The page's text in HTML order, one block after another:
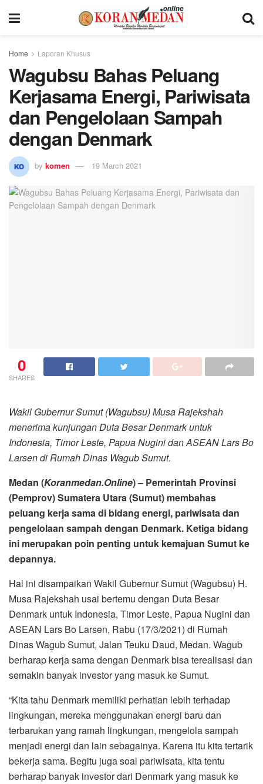
Home Laporan Khusus
Wagubsu Bahas Peluang
Kerjasama Energi, Pariwisata
dan Pengelolaan Sampah
dengan Denmark
by komen 19 March 2021
0
SHARES
Wakil Gubernur Sumut (Wagubsu) Musa Rajekshah
menerima kunjungan Duta Besar Denmark untuk
Indonesia, Timor Leste, Papua Nugini dan ASEAN Lars Bo
Larsen di Rumah Dinas Wagub Sumut.
Medan (Koranmedan.Online) – Pemerintah Provinsi
(Pemprov) Sumatera Utara (Sumut) membahas
peluang kerja sama di bidang energi, pariwisata dan
pengelolaan sampah dengan Denmark. Ketiga bidang
ini merupakan poin penting untuk kemajuan Sumut ke
depannya.
Hal ini disampaikan Wakil Gubernur Sumut (Wagubsu) H.
Musa Rajekshah usai bertemu dengan Duta Besar
Denmark untuk Indonesia, Timor Leste, Papua Nugini dan
ASEAN Lars Bo Larsen, Rabu (17/3/2021) di Rumah
Dinas Wagub Sumut, Jalan Teuku Daud, Medan. Wagub
berharap kerja sama dengan Denmark bisa terealisasi dan
semakin banyak investor yang masuk ke Sumut.
“Kita tahu Denmark memiliki perhatian lebih terhadap
lingkungan, mereka menggunakan energi baru dan
terbarukan yang ramah lingkungan, mengelola sampah
menjadi energi dan lain sebagainya. Karena itu kita tertarik
bekerja sama. Begitu juga soal pariwisata, kita tentu
berharap banyak investor dari Denmark yang masuk ke